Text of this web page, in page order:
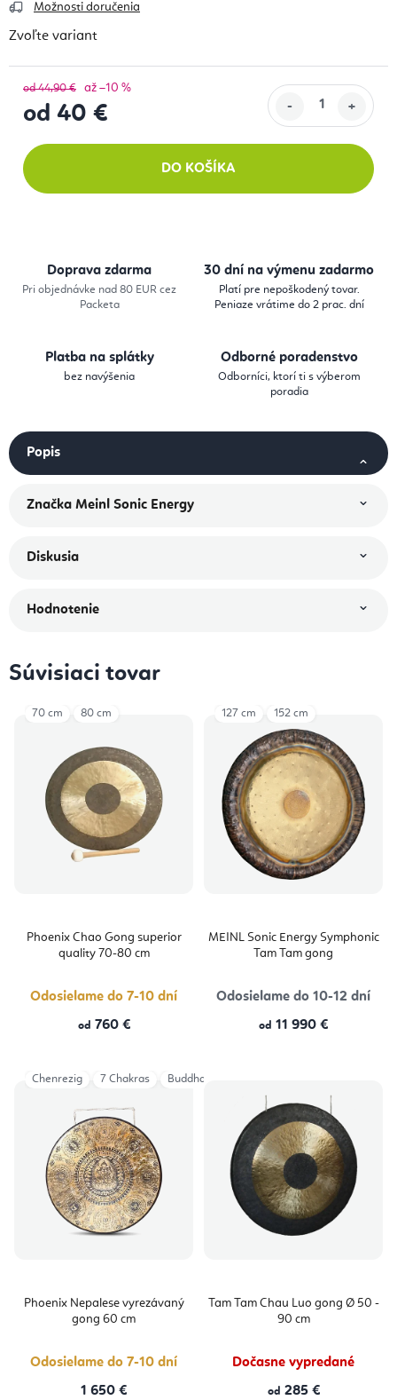
Možnosti doručenia
Zvoľte variant
od 44,90 € až –10 %
od 40 €
DO KOŠÍKA
Doprava zdarma
Pri objednávke nad 80 EUR cez
Packeta
30 dní na výmenu zadarmo
Platí pre nepoškodený tovar.
Peniaze vrátime do 2 prac. dní
Platba na splátky
bez navýšenia
Odborné poradenstvo
Odborníci, ktorí ti s výberom
poradia
Popis
Značka Meinl Sonic Energy
Diskusia
Hodnotenie
Súvisiaci tovar
Phoenix Chao Gong superior
quality 70-80 cm
Odosielame do 7-10 dní
od 760 €
70 cm 80 cm
MEINL Sonic Energy Symphonic
Tam Tam gong
Odosielame do 10-12 dní
od 11 990 €
127 cm 152 cm
Phoenix Nepalese vyrezávaný
gong 60 cm
Odosielame do 7-10 dní
1 650 €
Chenrezig 7 Chakras Buddha Shakyamuni
Tam Tam Chau Luo gong Ø 50 -
90 cm
Dočasne vypredané
od 285 €